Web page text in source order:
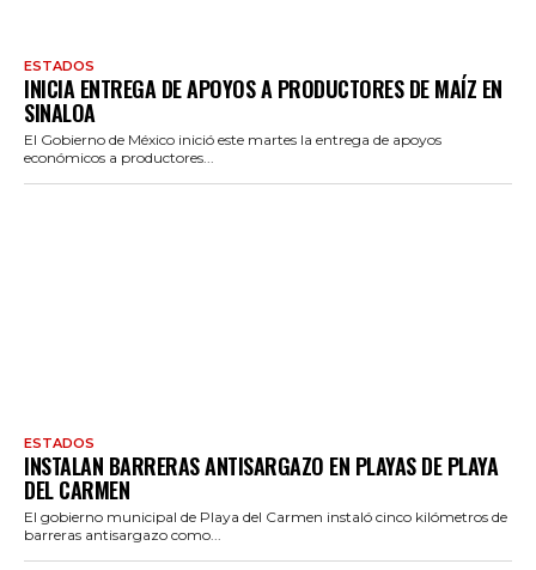
ESTADOS
INICIA ENTREGA DE APOYOS A PRODUCTORES DE MAÍZ EN
SINALOA
El Gobierno de México inició este martes la entrega de apoyos
económicos a productores...
ESTADOS
INSTALAN BARRERAS ANTISARGAZO EN PLAYAS DE PLAYA
DEL CARMEN
El gobierno municipal de Playa del Carmen instaló cinco kilómetros de
barreras antisargazo como...